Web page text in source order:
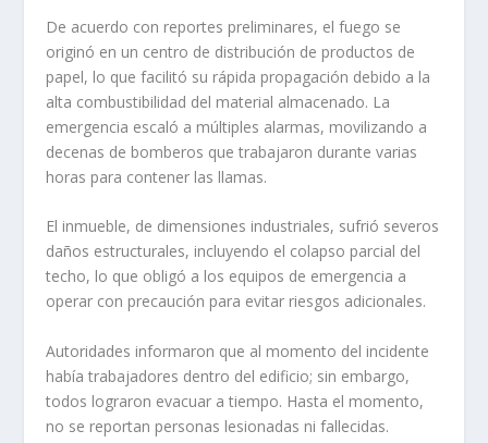
De acuerdo con reportes preliminares, el fuego se
originó en un centro de distribución de productos de
papel, lo que facilitó su rápida propagación debido a la
alta combustibilidad del material almacenado. La
emergencia escaló a múltiples alarmas, movilizando a
decenas de bomberos que trabajaron durante varias
horas para contener las llamas.
El inmueble, de dimensiones industriales, sufrió severos
daños estructurales, incluyendo el colapso parcial del
techo, lo que obligó a los equipos de emergencia a
operar con precaución para evitar riesgos adicionales.
Autoridades informaron que al momento del incidente
había trabajadores dentro del edificio; sin embargo,
todos lograron evacuar a tiempo. Hasta el momento,
no se reportan personas lesionadas ni fallecidas.